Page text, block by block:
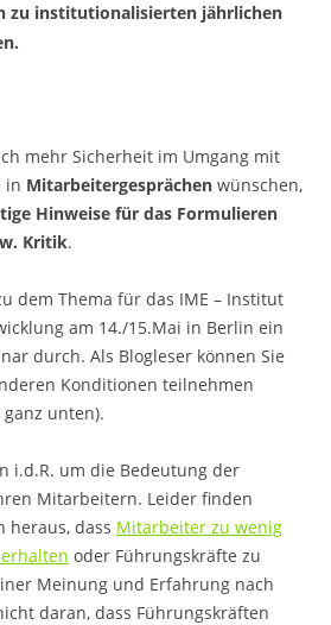
zu institutionalisierten jährlichen
mehr Sicherheit im Umgang mit
in Mitarbeitergesprächen wünschen,
Hinweise für das Formulieren
Kritik.
dem Thema für das IME – Institut
am 14./15.Mai in Berlin ein
durch. Als Blogleser können Sie
Konditionen teilnehmen
unten).
i.d.R. um die Bedeutung der
Mitarbeitern. Leider finden
heraus, dass Mitarbeiter zu wenig
oder Führungskräfte zu
Meinung und Erfahrung nach
daran, dass Führungskräften